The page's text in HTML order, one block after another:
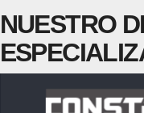
NUESTRO